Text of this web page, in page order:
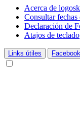
Acerca de
Consultar fechas
Declaración de
Atajos de teclado
Links útiles Facebook